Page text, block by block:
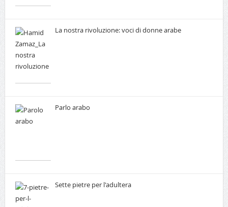
La nostra rivoluzione: voci di donne arabe
Parlo arabo
Sette pietre per l'adultera